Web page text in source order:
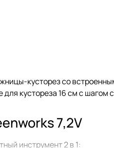
кусторез со
кустореза 16 см с шагом
7,2V
инструмент 2 в 1: